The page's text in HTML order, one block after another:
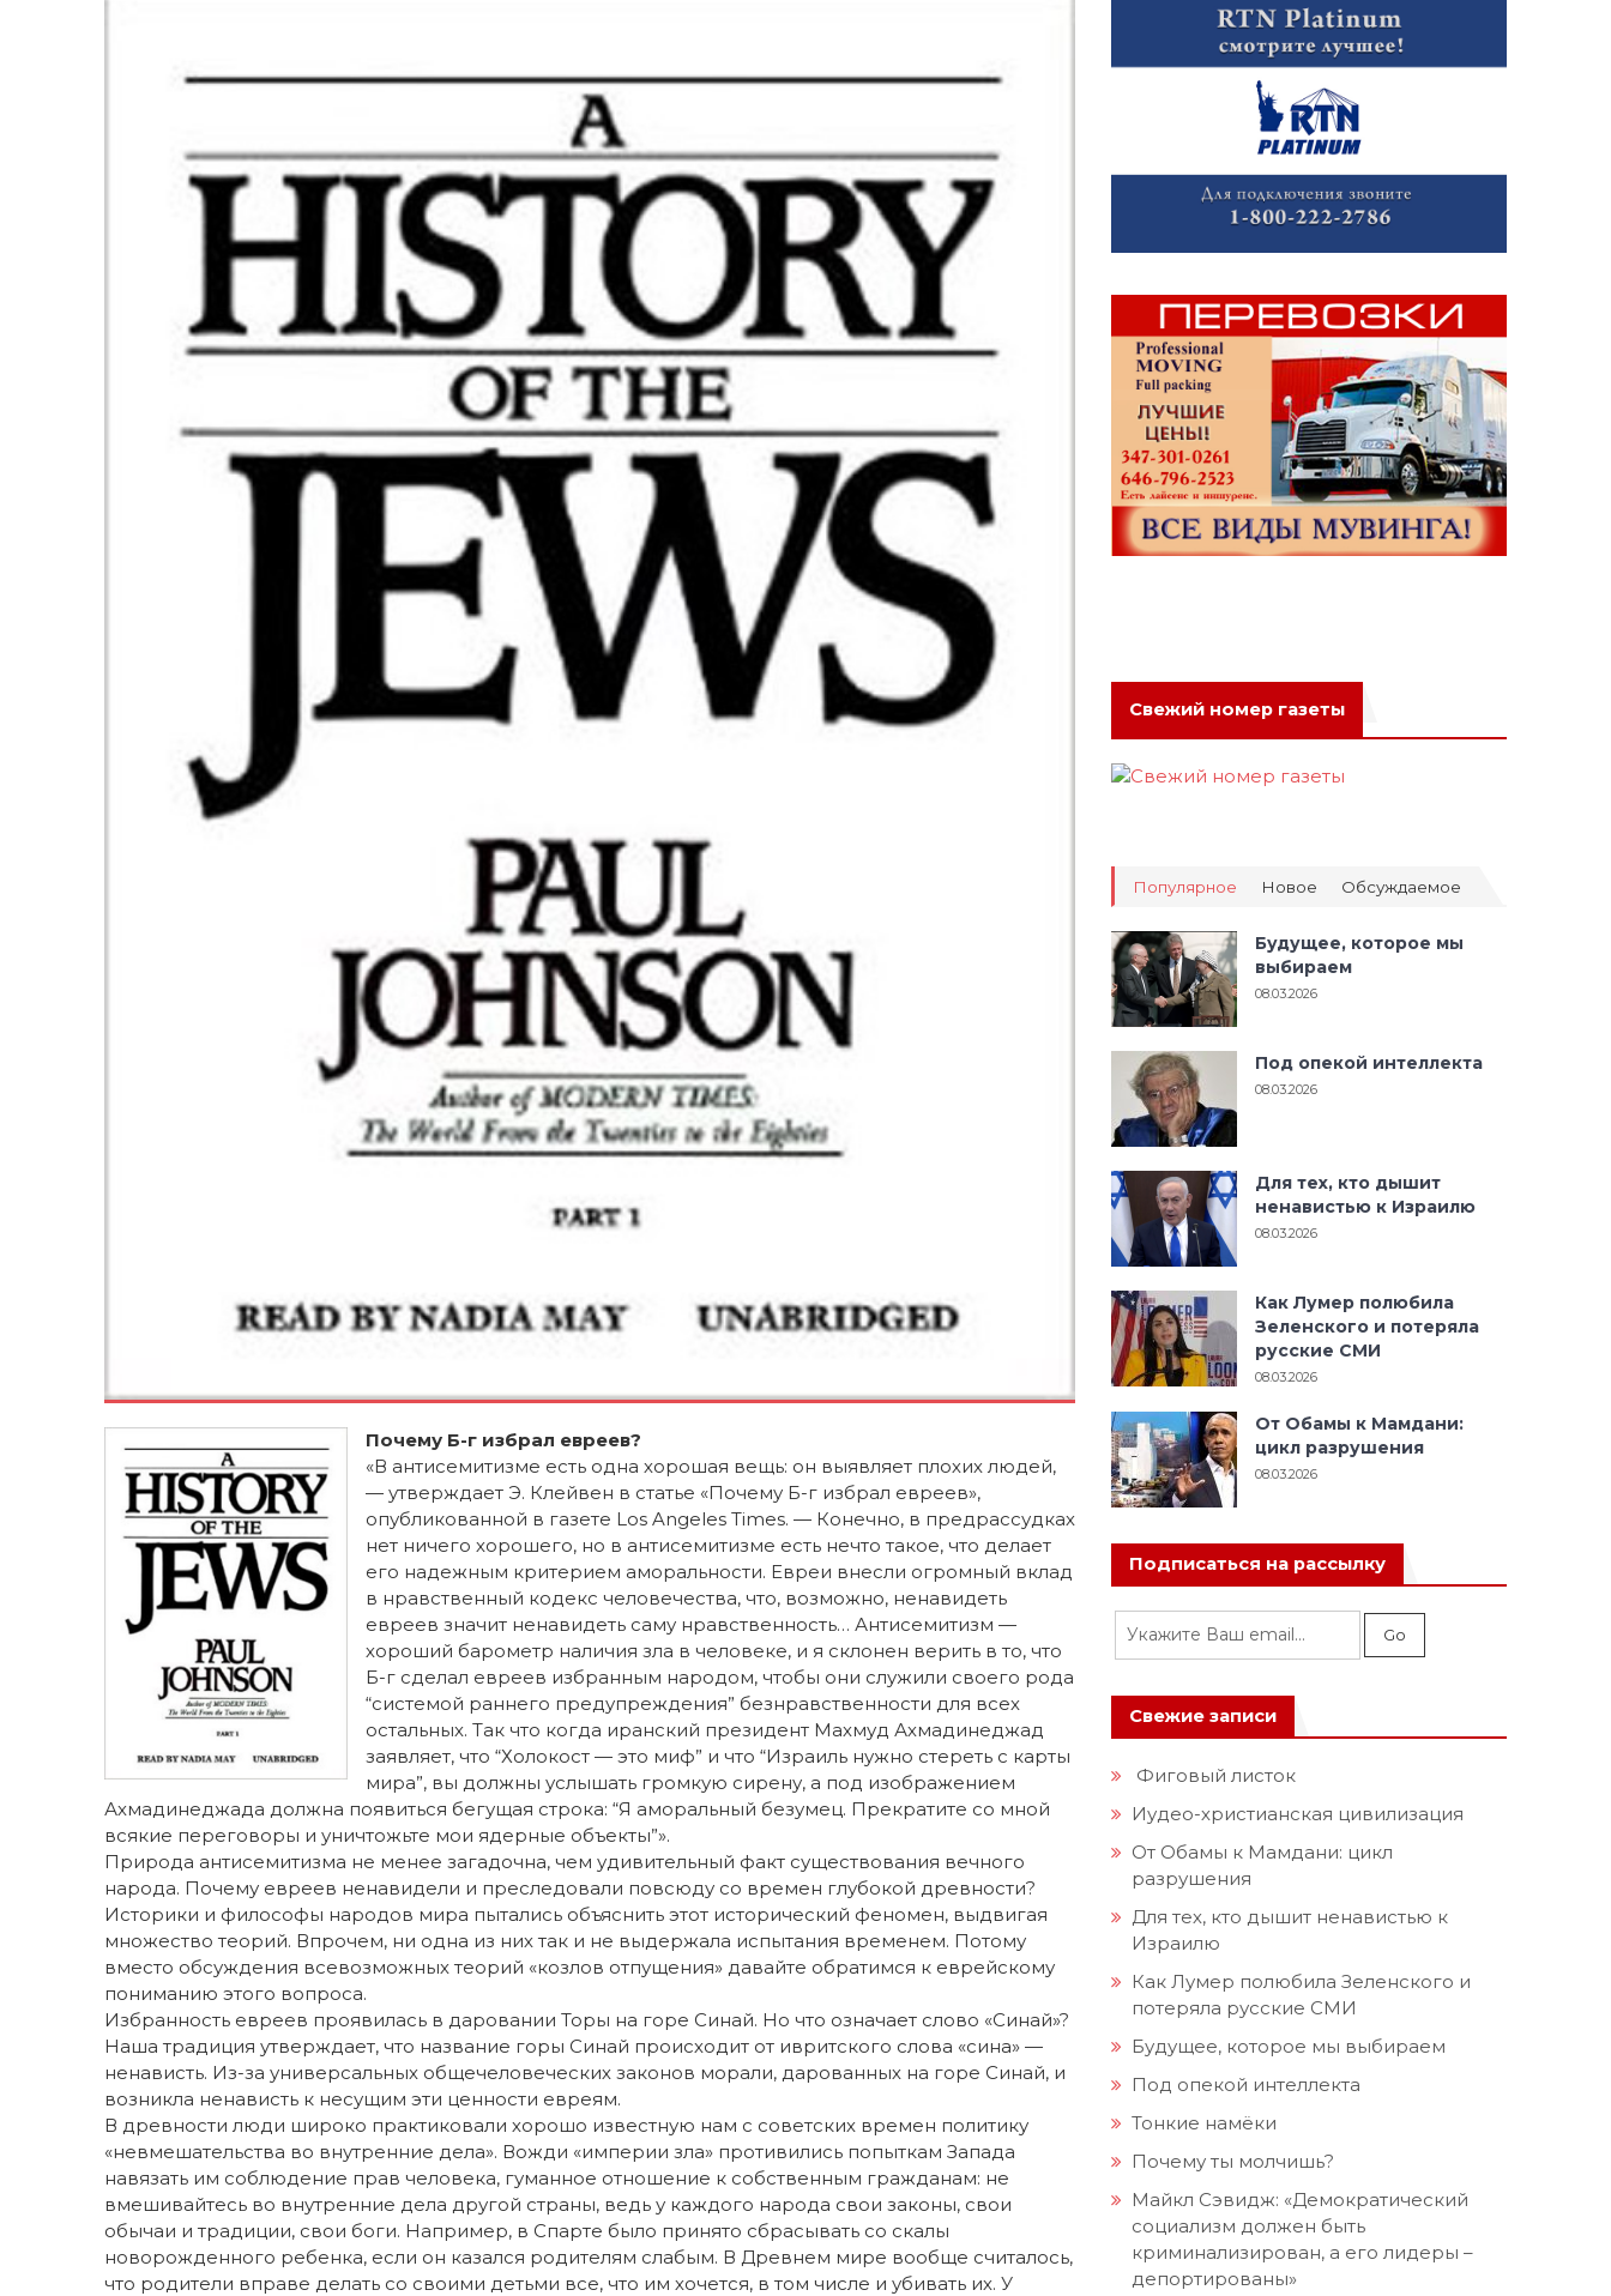
Почему Б-г избрал евреев?
«В антисемитизме есть одна хорошая вещь: он выявляет плохих людей,
— утверждает Э. Клейвен в статье «Почему Б-г избрал евреев»,
опубликованной в газете Los Angeles Times. — Конечно, в предрассудках
нет ничего хорошего, но в антисемитизме есть нечто такое, что делает
его надежным критерием аморальности. Евреи внесли огромный вклад
в нравственный кодекс человечества, что, возможно, ненавидеть
евреев значит ненавидеть саму нравственность… Антисемитизм —
хороший барометр наличия зла в человеке, и я склонен верить в то, что
Б-г сделал евреев избранным народом, чтобы они служили своего рода
“системой раннего предупреждения” безнравственности для всех
остальных. Так что когда иранский президент Махмуд Ахмадинеджад
заявляет, что “Холокост — это миф” и что “Израиль нужно стереть с карты
мира”, вы должны услышать громкую сирену, а под изображением
Ахмадинеджада должна появиться бегущая строка: “Я аморальный безумец. Прекратите со мной
всякие переговоры и уничтожьте мои ядерные объекты”».
Природа антисемитизма не менее загадочна, чем удивительный факт существования вечного
народа. Почему евреев ненавидели и преследовали повсюду со времен глубокой древности?
Историки и философы народов мира пытались объяснить этот исторический феномен, выдвигая
множество теорий. Впрочем, ни одна из них так и не выдержала испытания временем. Потому
вместо обсуждения всевозможных теорий «козлов отпущения» давайте обратимся к еврейскому
пониманию этого вопроса.
Избранность евреев проявилась в даровании Торы на горе Синай. Но что означает слово «Синай»?
Наша традиция утверждает, что название горы Синай происходит от ивритского слова «сина» —
ненависть. Из-за универсальных общечеловеческих законов морали, дарованных на горе Синай, и
возникла ненависть к несущим эти ценности евреям.
В древности люди широко практиковали хорошо известную нам с советских времен политику
«невмешательства во внутренние дела». Вожди «империи зла» противились попыткам Запада
навязать им соблюдение прав человека, гуманное отношение к собственным гражданам: не
вмешивайтесь во внутренние дела другой страны, ведь у каждого народа свои законы, свои
обычаи и традиции, свои боги. Например, в Спарте было принято сбрасывать со скалы
новорожденного ребенка, если он казался родителям слабым. В Древнем мире вообще считалось,
что родители вправе делать со своими детьми все, что им хочется, в том числе и убивать их. У
Свежий номер газеты
Популярное Новое Обсуждаемое
Будущее, которое мы
выбираем
08.03.2026
Под опекой интеллекта
08.03.2026
Для тех, кто дышит
ненавистью к Израилю
08.03.2026
Как Лумер полюбила
Зеленского и потеряла
русские СМИ
08.03.2026
От Обамы к Мамдани:
цикл разрушения
08.03.2026
Подписаться на рассылку
Свежие записи
Фиговый листок
Иудео-христианская цивилизация
От Обамы к Мамдани: цикл
разрушения
Для тех, кто дышит ненавистью к
Израилю
Как Лумер полюбила Зеленского и
потеряла русские СМИ
Будущее, которое мы выбираем
Под опекой интеллекта
Тонкие намёки
Почему ты молчишь?
Майкл Сэвидж: «Демократический
социализм должен быть
криминализирован, а его лидеры –
депортированы»